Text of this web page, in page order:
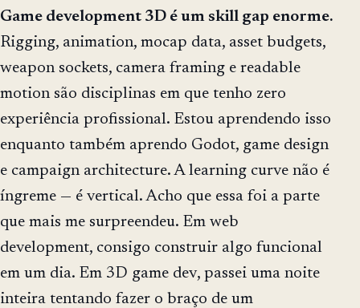
Game development 3D é um skill gap enorme.
Rigging, animation, mocap data, asset budgets,
weapon sockets, camera framing e readable
motion são disciplinas em que tenho zero
experiência profissional. Estou aprendendo isso
enquanto também aprendo Godot, game design
e campaign architecture. A learning curve não é
íngreme — é vertical. Acho que essa foi a parte
que mais me surpreendeu. Em web
development, consigo construir algo funcional
em um dia. Em 3D game dev, passei uma noite
inteira tentando fazer o braço de um